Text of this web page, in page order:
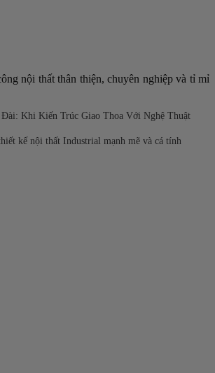
nội thất thân thiện, chuyên nghiệp và tỉ mỉ
Khi Kiến Trúc Giao Thoa Với Nghệ Thuật
kế nội thất Industrial mạnh mẽ và cá tính